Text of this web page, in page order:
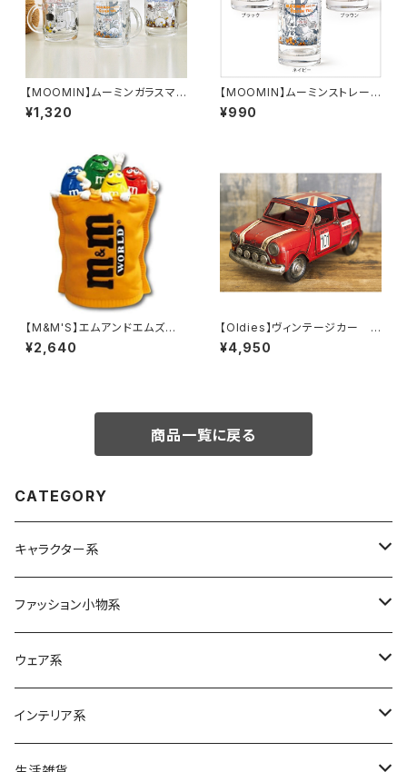
【MOOMIN】ムーミンガラスマグ
（コミックス）
¥1,320
【MOOMIN】ムーミンストレート
タンブラー（コミックス）
¥990
【M&M'S】エムアンドエムズ ソ
フビバンク
¥2,640
【Oldies】ヴィンテージカー M
ini CP（RED/1204E-2971）
¥4,950
商品一覧に戻る
CATEGORY
キャラクター系
Betty Boop
ムーミン
スヌーピー
ファッション小物系
バッグ
エコバッグ
各種バッグ
リュック
ウェア系
ボトムス
インテリア系